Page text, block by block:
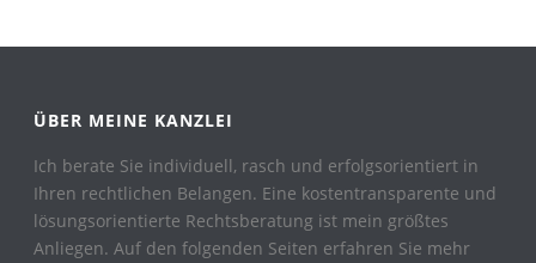
ÜBER MEINE KANZLEI
Ich berate Sie individuell, rasch und erfolgsorientiert in
Ihren rechtlichen Belangen. Eine kostentransparente und
lösungsorientierte Rechtsberatung ist mein größtes
Anliegen. Auf den folgenden Seiten erfahren Sie mehr